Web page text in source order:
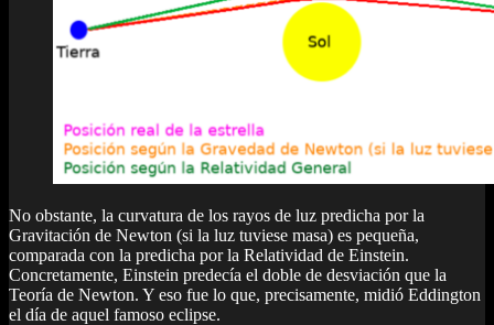
No obstante, la curvatura de los rayos de luz predicha por la
Gravitación de Newton (si la luz tuviese masa) es pequeña,
comparada con la predicha por la Relatividad de Einstein.
Concretamente, Einstein predecía el doble de desviación que la
Teoría de Newton. Y eso fue lo que, precisamente, midió Eddington
el día de aquel famoso eclipse.